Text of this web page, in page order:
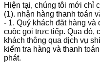
Hiện tại, chúng tôi mới chỉ
(1). nhận hàng thanh toán
- 1. Quý khách đặt hàng
cuộc gọi trực tiếp. Qua đó,
khách thông qua dịch vụ
kiểm tra hàng và thanh
phát.